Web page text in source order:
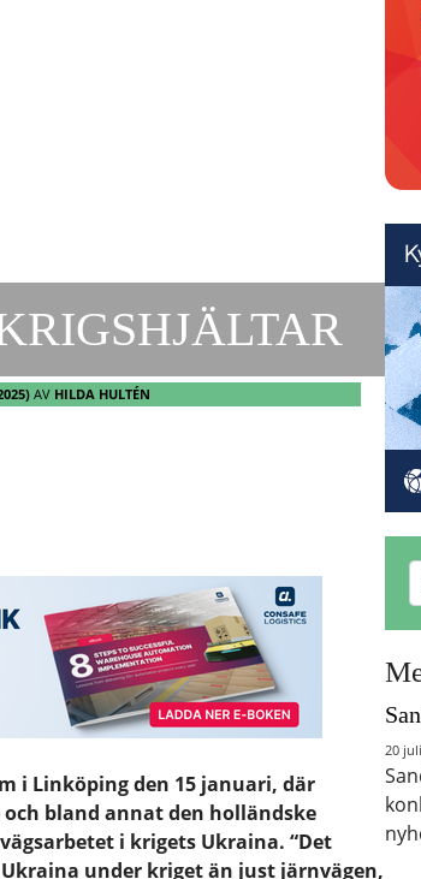
AV HILDA HULTÉN
i Linköping den 15 januari, där
bland annat den holländske
i krigets Ukraina. “Det
under kriget än just järnvägen,
20